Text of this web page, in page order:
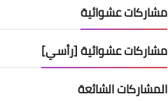
مشاركات عشوائية
مشاركات عشوائية [رأسي]
المشاركات الشائعة